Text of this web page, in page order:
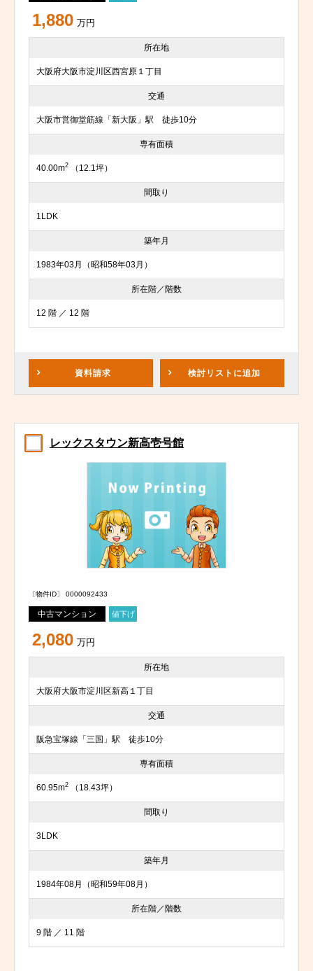
1,880 万円
所在地
大阪府大阪市淀川区西宮原１丁目
交通
大阪市営御堂筋線「新大阪」駅 徒歩10分
専有面積
40.00m2 （12.1坪）
間取り
1LDK
築年月
1983年03月（昭和58年03月）
所在階／階数
12 階 ／ 12 階
資料請求 検討リスト に追加
レックスタウン新高壱号館
〔物件ID〕 0000092433
中古マンション 値下げ
2,080 万円
所在地
大阪府大阪市淀川区新高１丁目
交通
阪急宝塚線「三国」駅 徒歩10分
専有面積
60.95m2 （18.43坪）
間取り
3LDK
築年月
1984年08月（昭和59年08月）
所在階／階数
9 階 ／ 11 階